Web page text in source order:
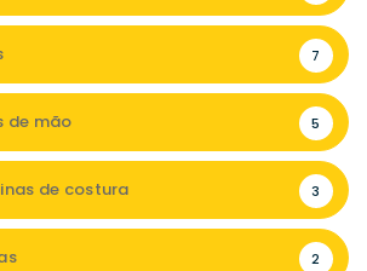
7
de mão 5
de costura 3
2